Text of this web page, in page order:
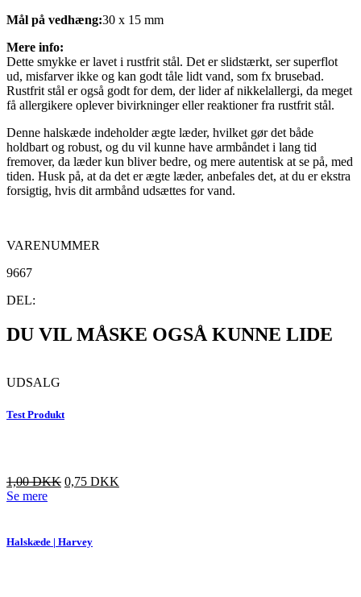
Mål på vedhæng:30 x 15 mm
Mere info:
Dette smykke er lavet i rustfrit stål. Det er slidstærkt, ser superflot
ud, misfarver ikke og kan godt tåle lidt vand, som fx brusebad.
Rustfrit stål er også godt for dem, der lider af nikkelallergi, da meget
få allergikere oplever bivirkninger eller reaktioner fra rustfrit stål.
Denne halskæde indeholder ægte læder, hvilket gør det både
holdbart og robust, og du vil kunne have armbåndet i lang tid
fremover, da læder kun bliver bedre, og mere autentisk at se på, med
tiden. Husk på, at da det er ægte læder, anbefales det, at du er ekstra
forsigtig, hvis dit armbånd udsættes for vand.
VARENUMMER
9667
DEL:
DU VIL MÅSKE OGSÅ KUNNE LIDE
UDSALG
Test Produkt
Den
oprindelige
3,00 DKK.
1,00DKKDen
1,00 DKK.
0,75 DKK
Se mere
Halskæde | Harvey